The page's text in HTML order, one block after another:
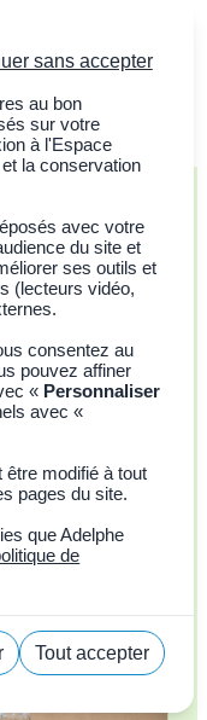
Adhérer à Adelphe
R-
réemploi du vin
contenants
par les
sans accepter
au bon
sur votre
à l'Espace
la conservation
avec votre
du site et
ses outils et
(lecteurs vidéo,
consentez au
pouvez affiner
« Personnaliser
avec «
modifié à tout
pages du site.
que Adelphe
de
Tout accepter